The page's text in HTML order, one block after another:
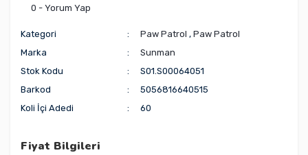
0 - Yorum Yap
Kategori Paw Patrol ,Paw Patrol
Marka
Sunman
Stok Kodu
S01.S00064051
Barkod
5056816640515
Koli İçi Adedi
60
Fiyat Bilgileri